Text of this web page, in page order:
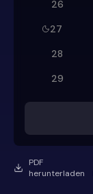
26
27
28
29
PDF
herunterladen